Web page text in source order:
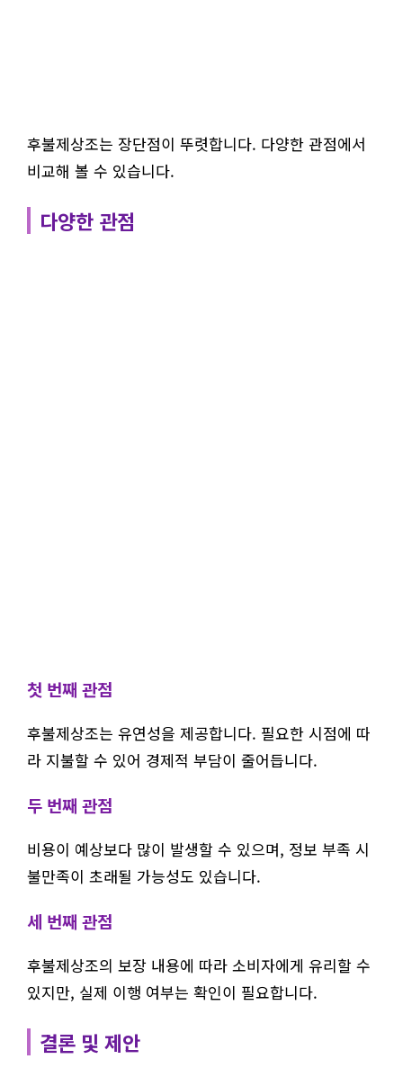
후불제상조는 장단점이 뚜렷합니다. 다양한 관점에서
비교해 볼 수 있습니다.
다양한 관점
첫 번째 관점
후불제상조는 유연성을 제공합니다. 필요한 시점에 따
라 지불할 수 있어 경제적 부담이 줄어듭니다.
두 번째 관점
비용이 예상보다 많이 발생할 수 있으며, 정보 부족 시
불만족이 초래될 가능성도 있습니다.
세 번째 관점
후불제상조의 보장 내용에 따라 소비자에게 유리할 수
있지만, 실제 이행 여부는 확인이 필요합니다.
결론 및 제안